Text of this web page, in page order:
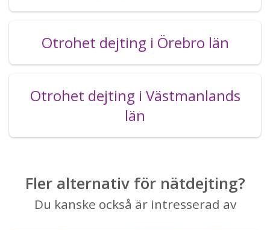
Otrohet dejting i Örebro län
Otrohet dejting i Västmanlands
län
Fler alternativ för nätdejting?
Du kanske också är intresserad av